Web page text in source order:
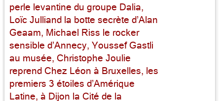
perle levantine du groupe Dalia,
Loïc Julliand la botte secrète d’Alan
Geaam, Michael Riss le rocker
sensible d’Annecy, Youssef Gastli
au musée, Christophe Joulie
reprend Chez Léon à Bruxelles, les
premiers 3 étoiles d’Amérique
Latine, à Dijon la Cité de la